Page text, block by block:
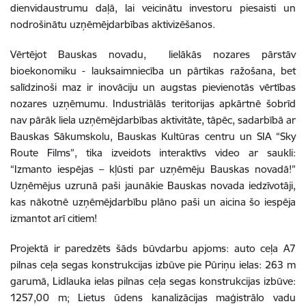
dienvidaustrumu daļā, lai veicinātu investoru piesaisti un
nodrošinātu uzņēmējdarbības aktivizēšanos.
Vērtējot Bauskas novadu, lielākās nozares pārstāv
bioekonomiku - lauksaimniecība un pārtikas ražošana, bet
salīdzinoši maz ir inovāciju un augstas pievienotās vērtības
nozares uzņēmumu. Industriālās teritorijas apkārtnē šobrīd
nav pārāk liela uzņēmējdarbības aktivitāte, tāpēc, sadarbībā ar
Bauskas Sākumskolu, Bauskas Kultūras centru un SIA “Sky
Route Films”, tika izveidots interaktīvs video ar saukli:
“Izmanto iespējas – kļūsti par uzņēmēju Bauskas novadā!”
Uzņēmējus uzrunā paši jaunākie Bauskas novada iedzīvotāji,
kas nākotnē uzņēmējdarbību plāno paši un aicina šo iespēja
izmantot arī citiem!
Projektā ir paredzēts šāds būvdarbu apjoms: auto ceļa A7
pilnas ceļa segas konstrukcijas izbūve pie Pūriņu ielas: 263 m
garumā, Lidlauka ielas pilnas ceļa segas konstrukcijas izbūve:
1257,00 m; Lietus ūdens kanalizācijas maģistrālo vadu